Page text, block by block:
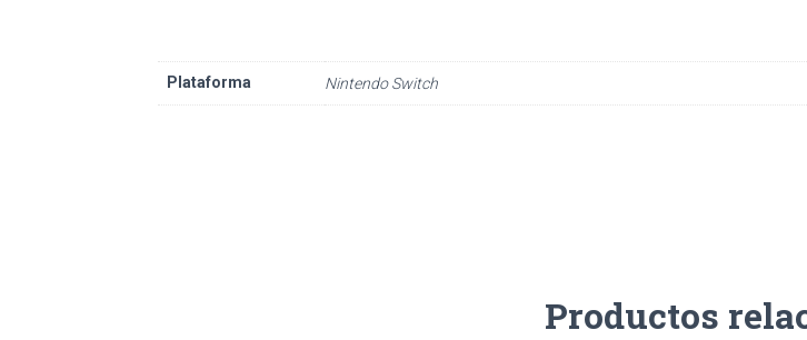
Plataforma Nintendo Switch
Productos